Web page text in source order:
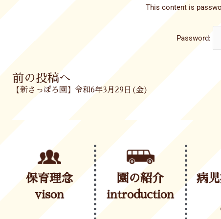
This content is
Password:
Prev
前の投稿へ
【新さっぽろ園】令和6年3月29日(金)
保育理念
vison
園の紹介
introduction
病